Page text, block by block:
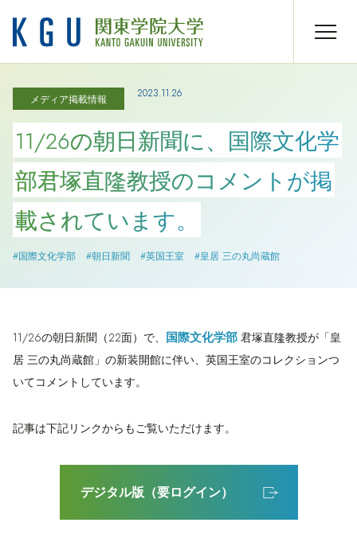
メディア掲載情報 2023.11.26
11/26の朝日新聞に、国際文化学
部君塚直隆教授のコメントが掲
載されています。
#国際文化学部 #朝日新聞 #英国王室 #皇居 三の丸尚蔵館
11/26の朝日新聞（22面）で、 国際文化学部 君塚直隆教授が「皇
居 三の丸尚蔵館」の新装開館に伴い、英国王室のコレクションつ
いてコメントしています。
記事は下記リンクからもご覧いただけます。
デジタル版（要ログイン）